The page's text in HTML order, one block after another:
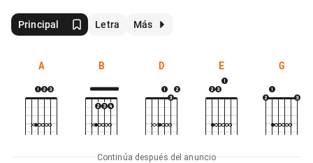
Principal Letra Más
A B D E G
Continúa después del anuncio